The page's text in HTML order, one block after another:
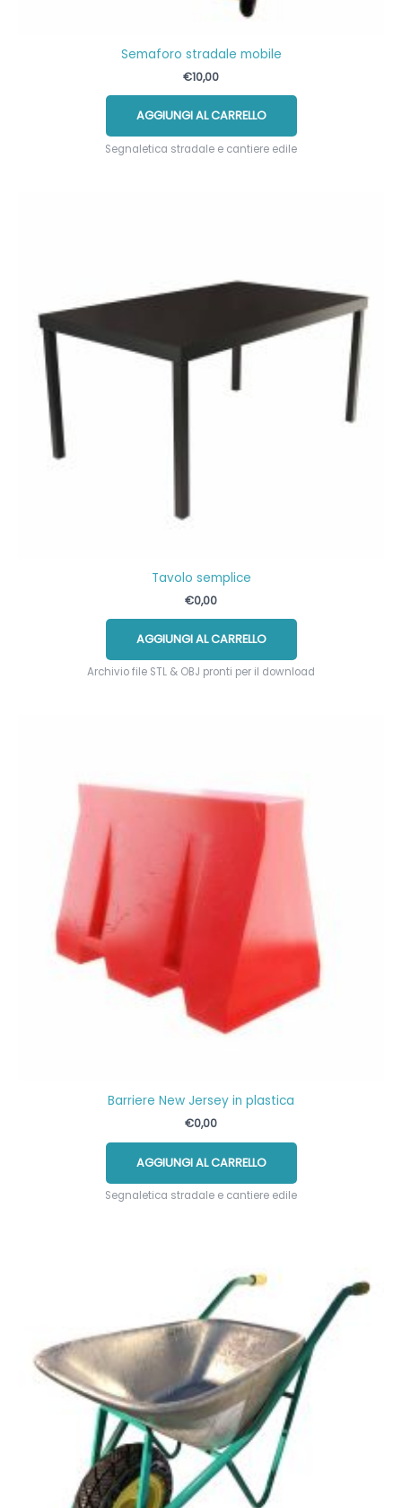
Semaforo stradale mobile
€10,00
AGGIUNGI AL CARRELLO
Segnaletica stradale e cantiere edile
Tavolo semplice
€0,00
AGGIUNGI AL CARRELLO
Archivio file STL & OBJ pronti per il download
Barriere New Jersey in plastica
€0,00
AGGIUNGI AL CARRELLO
Segnaletica stradale e cantiere edile